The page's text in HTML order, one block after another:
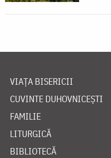
VIAȚA BISERICII
CUVINTE DUHOVNICEȘTI
FAMILIE
LITURGICĂ
BIBLIOTECĂ